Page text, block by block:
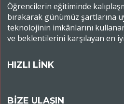
Öğrencilerin eğitiminde
bırakarak günümüz şartlarına
teknolojinin imkânlarını
ve beklentilerini karşılayan en
HIZLI LİNK
BİZE ULAŞIN